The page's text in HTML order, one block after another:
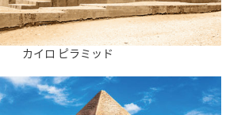
カイロ ピラミッド